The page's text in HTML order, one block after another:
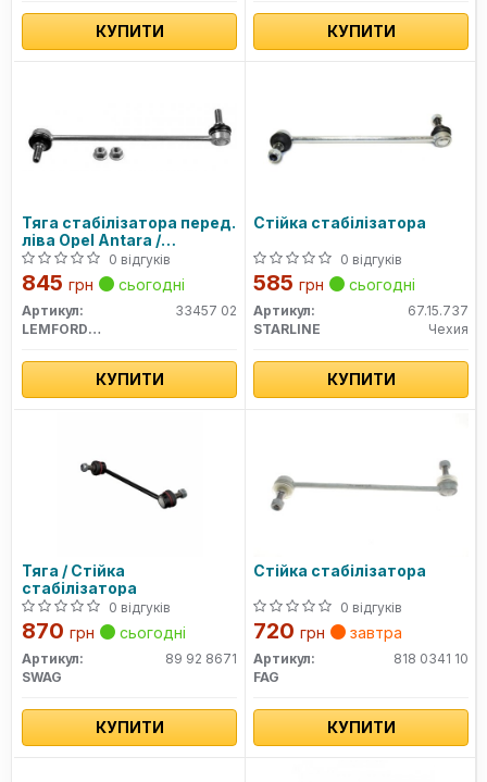
КУПИТИ КУПИТИ
Тяга стабілізатора перед.
ліва Opel Antara /
Chevrolet Captiva 06-
0 відгуків
845 грн сьогодні
Артикул:
33457 02
LEMFORDER
КУПИТИ
Стійка стабілізатора
0 відгуків
585 грн сьогодні
Артикул:
67.15.737
STARLINE
Чехия
КУПИТИ
Тяга / Стійка
стабілізатора
0 відгуків
870 грн сьогодні
Артикул:
89 92 8671
SWAG
КУПИТИ
Стійка стабілізатора
0 відгуків
720 грн завтра
Артикул:
818 0341 10
FAG
КУПИТИ